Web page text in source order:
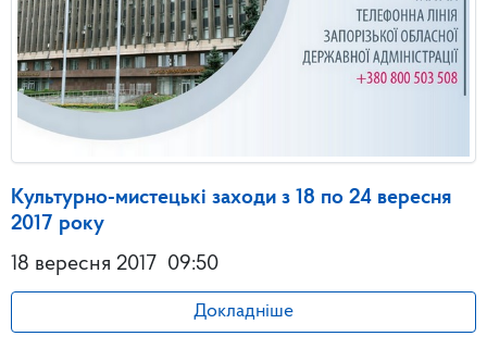
Культурно-мистецькі заходи з 18 по 24 вересня
2017 року
18 вересня 2017 09:50
Докладніше